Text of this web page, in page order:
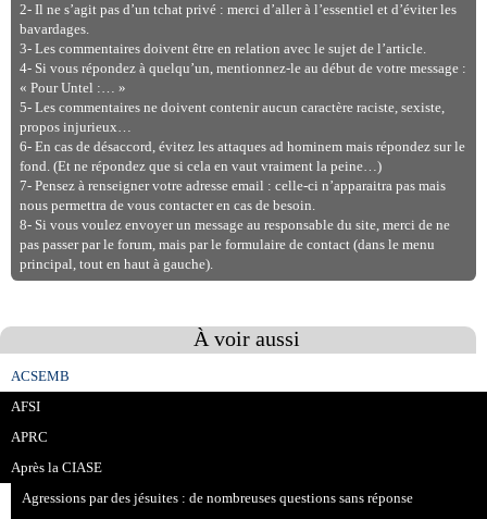
2- Il ne s’agit pas d’un tchat privé : merci d’aller à l’essentiel et d’éviter les
bavardages.
3- Les commentaires doivent être en relation avec le sujet de l’article.
4- Si vous répondez à quelqu’un, mentionnez-le au début de votre message :
« Pour Untel :… »
5- Les commentaires ne doivent contenir aucun caractère raciste, sexiste,
propos injurieux…
6- En cas de désaccord, évitez les attaques ad hominem mais répondez sur le
fond. (Et ne répondez que si cela en vaut vraiment la peine…)
7- Pensez à renseigner votre adresse email : celle-ci n’apparaitra pas mais
nous permettra de vous contacter en cas de besoin.
8- Si vous voulez envoyer un message au responsable du site, merci de ne
pas passer par le forum, mais par le formulaire de contact (dans le menu
principal, tout en haut à gauche).
À voir aussi
ACSEMB
AFSI
APRC
Après la CIASE
Agressions par des jésuites : de nombreuses questions sans réponse